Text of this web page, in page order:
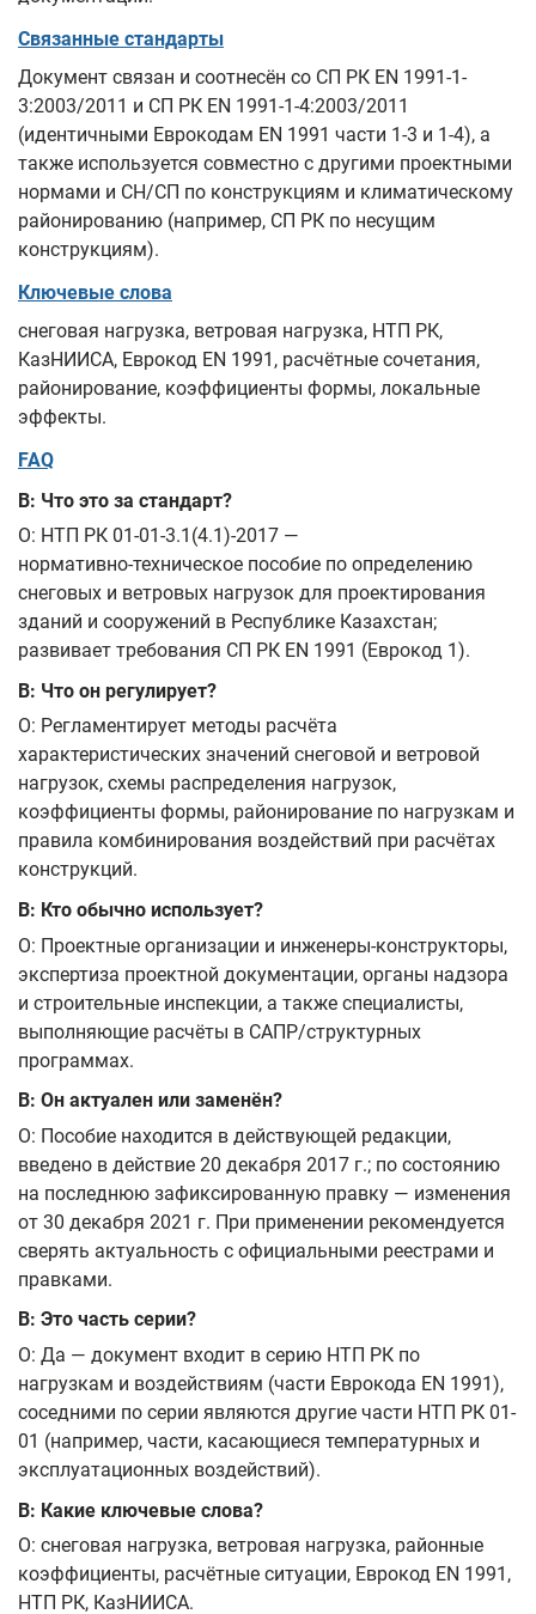
Связанные стандарты
Документ связан и соотнесён со СП РК EN 1991-1-
3:2003/2011 и СП РК EN 1991-1-4:2003/2011
(идентичными Еврокодам EN 1991 части 1-3 и 1-4), а
также используется совместно с другими проектными
нормами и СН/СП по конструкциям и климатическому
районированию (например, СП РК по несущим
конструкциям).
Ключевые слова
снеговая нагрузка, ветровая нагрузка, НТП РК,
КазНИИСА, Еврокод EN 1991, расчётные сочетания,
районирование, коэффициенты формы, локальные
эффекты.
FAQ
В: Что это за стандарт?
О: НТП РК 01-01-3.1(4.1)-2017 —
нормативно‑техническое пособие по определению
снеговых и ветровых нагрузок для проектирования
зданий и сооружений в Республике Казахстан;
развивает требования СП РК EN 1991 (Еврокод 1).
В: Что он регулирует?
О: Регламентирует методы расчёта
характеристических значений снеговой и ветровой
нагрузок, схемы распределения нагрузок,
коэффициенты формы, районирование по нагрузкам и
правила комбинирования воздействий при расчётах
конструкций.
В: Кто обычно использует?
О: Проектные организации и инженеры‑конструкторы,
экспертиза проектной документации, органы надзора
и строительные инспекции, а также специалисты,
выполняющие расчёты в САПР/структурных
программах.
В: Он актуален или заменён?
О: Пособие находится в действующей редакции,
введено в действие 20 декабря 2017 г.; по состоянию
на последнюю зафиксированную правку — изменения
от 30 декабря 2021 г. При применении рекомендуется
сверять актуальность с официальными реестрами и
правками.
В: Это часть серии?
О: Да — документ входит в серию НТП РК по
нагрузкам и воздействиям (части Еврокода EN 1991),
соседними по серии являются другие части НТП РК 01-
01 (например, части, касающиеся температурных и
эксплуатационных воздействий).
В: Какие ключевые слова?
О: снеговая нагрузка, ветровая нагрузка, районные
коэффициенты, расчётные ситуации, Еврокод EN 1991,
НТП РК, КазНИИСА.